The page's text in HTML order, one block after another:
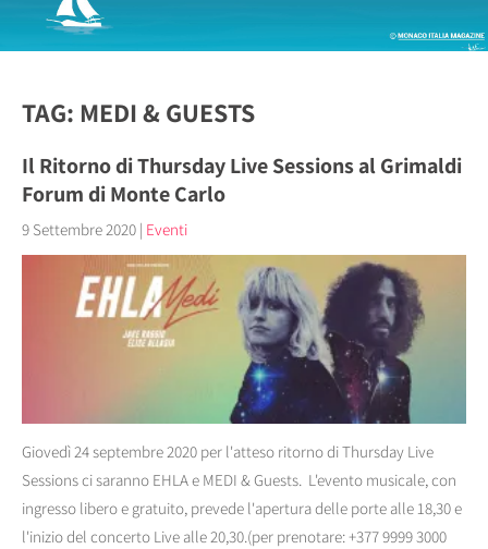
TAG: MEDI & GUESTS
Il Ritorno di Thursday Live Sessions al Grimaldi
Forum di Monte Carlo
9 Settembre 2020 | Eventi
Giovedì 24 septembre 2020 per l'atteso ritorno di Thursday Live
Sessions ci saranno EHLA e MEDI & Guests. L'evento musicale, con
ingresso libero e gratuito, prevede l'apertura delle porte alle 18,30 e
l'inizio del concerto Live alle 20,30.(per prenotare: +377 9999 3000